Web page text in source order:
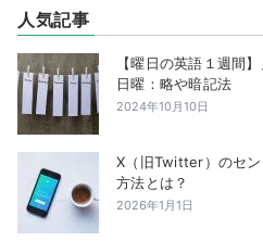
人気記事
【曜日の英語１週間
日曜：略や暗記法
2024年10月10日
X（旧Twitter）のセ
方法とは？
2026年1月1日